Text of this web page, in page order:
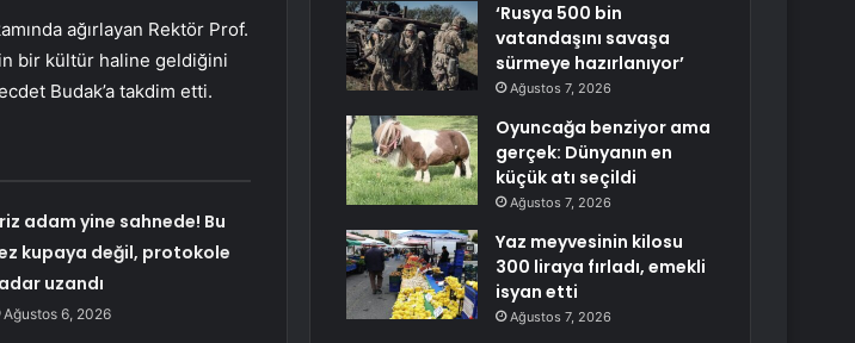
ağırlayan Rektör Prof.
bir kültür haline geldiğini
Budak’a takdim etti.
adam yine sahnede! Bu
kupaya değil, protokole
uzandı
Ağustos 6, 2026
‘Rusya 500 bin
vatandaşını savaşa
sürmeye hazırlanıyor’
Ağustos 7, 2026
Oyuncağa benziyor ama
gerçek: Dünyanın en
küçük atı seçildi
Ağustos 7, 2026
Yaz meyvesinin kilosu
300 liraya fırladı, emekli
isyan etti
Ağustos 7, 2026